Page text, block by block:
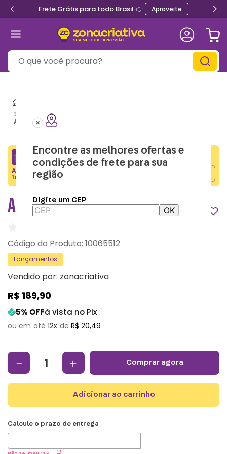
Frete Grátis para todo Brasil 👉 Aproveite
O que você procura?
Encontre as melhores ofertas e
condições de frete para sua
região
Digite um CEP
OK
Almofadas Geek Licenciadas
Almofada 2 em 1 Corinthians
CRIATIVA5
Adicione o cupom no carrinho e ganhe desconto na
1a compra.
ALMOFADA 2 EM 1 CORINTHIANS
: 10065512
Lançamentos
Vendido por: zonacriativa
R$ 189,90
5% OFFà vista no Pix
12 R$ 20,49
＋
－ comprar agora
adicionar ao carrinho